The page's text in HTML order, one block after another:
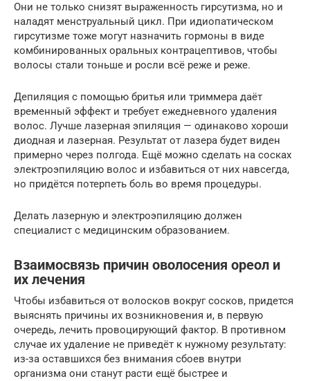
Они не только снизят выраженность гирсутизма, но и
наладят менструальный цикл. При идиопатическом
гирсутизме тоже могут назначить гормоны в виде
комбинированных оральных контрацептивов, чтобы
волосы стали тоньше и росли всё реже и реже.
Депиляция с помощью бритья или триммера даёт
временный эффект и требует ежедневного удаления
волос. Лучше лазерная эпиляция — одинаково хороши
диодная и лазерная. Результат от лазера будет виден
примерно через полгода. Ещё можно сделать на сосках
электроэпиляцию волос и избавиться от них навсегда,
но придётся потерпеть боль во время процедуры.
Делать лазерную и электроэпиляцию должен
специалист с медицинским образованием.
Взаимосвязь причин оволосения ореол и
их лечения
Чтобы избавиться от волосков вокруг сосков, придется
выяснять причины их возникновения и, в первую
очередь, лечить провоцирующий фактор. В противном
случае их удаление не приведёт к нужному результату:
из-за оставшихся без внимания сбоев внутри
организма они станут расти ещё быстрее и